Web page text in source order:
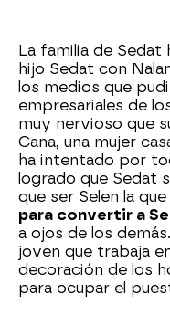
La familia de Sedat
hijo Sedat con
los medios que
empresariales de
muy nervioso que
Cana, una mujer
ha intentado por
logrado que Sedat
que ser Selen la
para convertir a
a ojos de los
joven que trabaja
decoración de los
para ocupar el